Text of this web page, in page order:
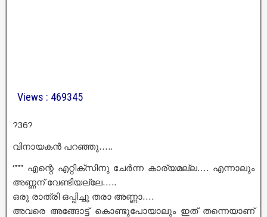
Views : 469345
?36?
വിനായകൻ പറഞ്ഞു…..
‘””” എന്റെ എറ്റിക്‌സിനു ചേർന്ന കാര്യമല്ല…. എന്നാലും
അണ്ണന് വേണ്ടിയല്ലേ…..
ഒരു രാത്രി ഒപ്പിച്ചു തരാ അണ്ണാ….
അവരെ അങ്ങോട്ട് കൊണ്ടുപോയാലും ഇത് തന്നെയാണ്